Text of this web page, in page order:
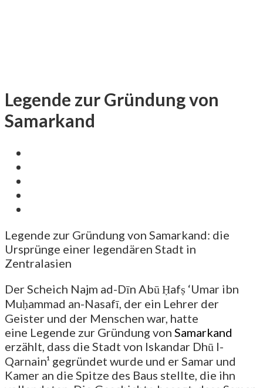
Legende zur Gründung von
Samarkand
Legende zur Gründung von Samarkand: die
Ursprünge einer legendären Stadt in
Zentralasien
Der Scheich Najm ad-Dīn Abū Ḥafṣ ‘Umar ibn
Muḥammad an-Nasafī, der ein Lehrer der
Geister und der Menschen war, hatte
eine Legende zur Gründung von Samarkand
erzählt, dass die Stadt von Iskandar Dhū l-
Qarnain¹ gegründet wurde und er Samar und
Kamer an die Spitze des Baus stellte, die ihn